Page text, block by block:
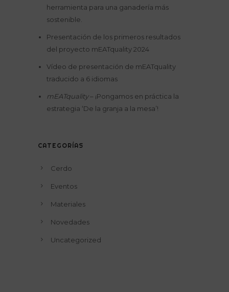
herramienta para una ganadería más
sostenible.
Presentación de los primeros resultados
del proyecto mEATquality 2024
Vídeo de presentación de mEATquality
traducido a 6 idiomas
mEATquality– ¡Pongamos en práctica la
estrategia ‘De la granja a la mesa’!
CATEGORÍAS
Cerdo
Eventos
Materiales
Novedades
Uncategorized